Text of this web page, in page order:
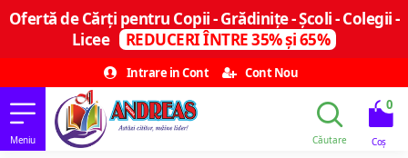
Ofertă de Cărți pentru Copii - Grădinițe - Școli - Colegii -
Licee
REDUCERI ÎNTRE 35% și 65%
Intrare in Cont
Cont Nou
0